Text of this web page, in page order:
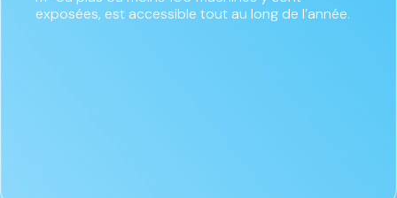
exposées, est accessible tout au long de l’année.